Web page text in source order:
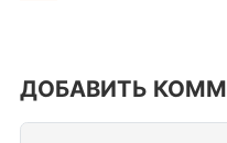
ДОБАВИТЬ